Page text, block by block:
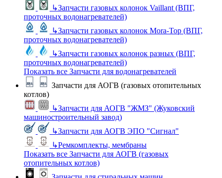
↳Запчасти газовых колонок Vaillant (ВПГ,
проточных водонагревателей)
↳Запчасти газовых колонок Mora-Top (ВПГ,
проточных водонагревателей)
↳Запчасти газовых колонок разных (ВПГ,
проточных водонагревателей)
Показать все Запчасти для водонагревателей
Запчасти для АОГВ (газовых отопительных
котлов)
↳Запчасти для АОГВ "ЖМЗ" (Жуковский
машиностроительный завод)
↳Запчасти для АОГВ ЭПО "Сигнал"
↳Ремкомплекты, мембраны
Показать все Запчасти для АОГВ (газовых
отопительных котлов)